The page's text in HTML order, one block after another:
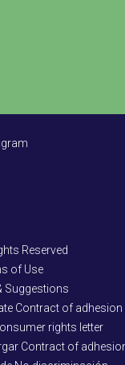
Reserved
of Use
Suggestions
Contract of adhesion
rights letter
Contract of